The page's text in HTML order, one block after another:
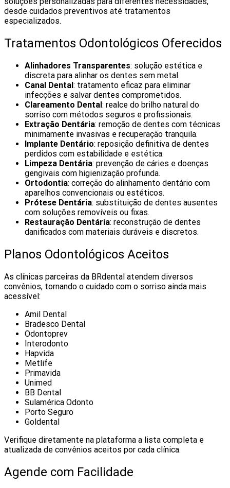
desde cuidados preventivos até tratamentos
especializados.
Tratamentos Odontológicos Oferecidos
Alinhadores Transparentes: solução estética e
discreta para alinhar os dentes sem metal.
Canal Dental : tratamento eficaz para eliminar
infecções e salvar dentes comprometidos.
Clareamento Dental : realce do brilho natural do
sorriso com métodos seguros e profissionais.
Extração Dentária: remoção de dentes com técnicas
minimamente invasivas e recuperação tranquila.
Implante Dentário: reposição definitiva de dentes
perdidos com estabilidade e estética.
Limpeza Dentária: prevenção de cáries e doenças
gengivais com higienização profunda.
Ortodontia: correção do alinhamento dentário com
aparelhos convencionais ou estéticos.
Prótese Dentária: substituição de dentes ausentes
com soluções removíveis ou fixas.
Restauração Dentária: reconstrução de dentes
danificados com materiais duráveis e discretos.
Planos Odontológicos Aceitos
As clínicas parceiras da BRdental atendem diversos
convênios, tornando o cuidado com o sorriso ainda mais
acessível:
Amil Dental
Bradesco Dental
Odontoprev
Interodonto
Hapvida
Metlife
Primavida
Unimed
BB Dental
Sulamérica Odonto
Porto Seguro
Goldental
Verifique diretamente na plataforma a lista completa e
atualizada de convênios aceitos por cada clínica.
Agende com Facilidade